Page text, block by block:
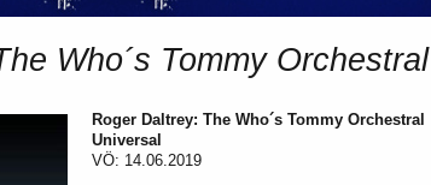
Who´s Tommy Orchestral
Roger Daltrey: The Who´s Tommy Orchestral
Universal
VÖ: 14.06.2019